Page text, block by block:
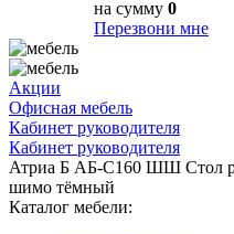
на сумму 0
Перезвони мне
Акции
Офисная мебель
Кабинет руководителя
Кабинет руководителя
Атриа Б АБ-С160 ШШ Стол
шимо тёмный
Каталог мебели: